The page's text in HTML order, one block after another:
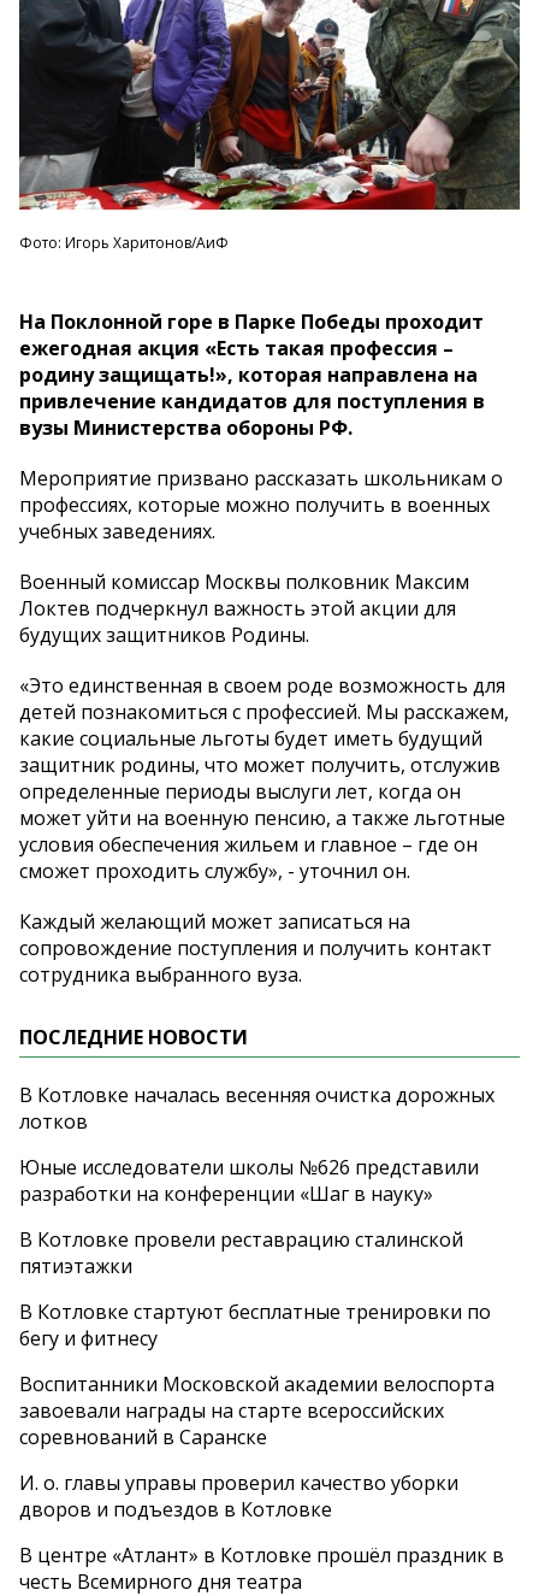
Фото: Игорь Харитонов/АиФ
На Поклонной горе в Парке Победы проходит
ежегодная акция «Есть такая профессия –
родину защищать!», которая направлена на
привлечение кандидатов для поступления в
вузы Министерства обороны РФ.
Мероприятие призвано рассказать школьникам о
профессиях, которые можно получить в военных
учебных заведениях.
Военный комиссар Москвы полковник Максим
Локтев подчеркнул важность этой акции для
будущих защитников Родины.
«Это единственная в своем роде возможность для
детей познакомиться с профессией. Мы расскажем,
какие социальные льготы будет иметь будущий
защитник родины, что может получить, отслужив
определенные периоды выслуги лет, когда он
может уйти на военную пенсию, а также льготные
условия обеспечения жильем и главное – где он
сможет проходить службу», - уточнил он.
Каждый желающий может записаться на
сопровождение поступления и получить контакт
сотрудника выбранного вуза.
ПОСЛЕДНИЕ НОВОСТИ
В Котловке началась весенняя очистка дорожных
лотков
Юные исследователи школы №626 представили
разработки на конференции «Шаг в науку»
В Котловке провели реставрацию сталинской
пятиэтажки
В Котловке стартуют бесплатные тренировки по
бегу и фитнесу
Воспитанники Московской академии велоспорта
завоевали награды на старте всероссийских
соревнований в Саранске
И. о. главы управы проверил качество уборки
дворов и подъездов в Котловке
В центре «Атлант» в Котловке прошёл праздник в
честь Всемирного дня театра